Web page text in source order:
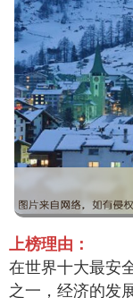
上榜理由：
在世界十大最安
之一，经济的发